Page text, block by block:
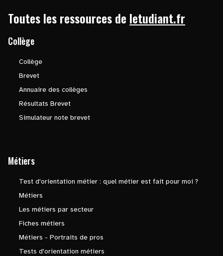
Toutes les ressources de letudiant.fr
Collège
Collège
Brevet
Annuaire des collèges
Résultats Brevet
Simulateur note brevet
Métiers
Test d'orientation métier : quel métier est fait pour moi ?
Métiers
Les métiers par secteur
Fiches métiers
Métiers - Portraits de pros
Tests d'orientation métiers